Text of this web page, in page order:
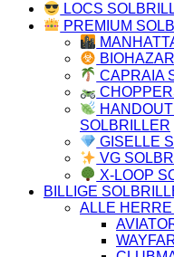
LOCS
PREMIUM
CAPRAIA
SOLBRILLER
GISELLE
VG
X-LOOP
BILLIGE
ALLE